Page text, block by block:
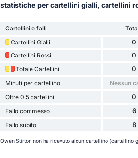
statistiche per cartellini gialli, cartellini
Cartellini e falli
Cartellini Gialli
0
Cartellini Rossi 0
Totale Cartellini 0
Minuti per cartellino Nessun
Oltre 0.5 cartellini 0
Fallo commesso 6
Fallo subito 8
Owen Stirton non ha ricevuto alcun cartellino (cartellino